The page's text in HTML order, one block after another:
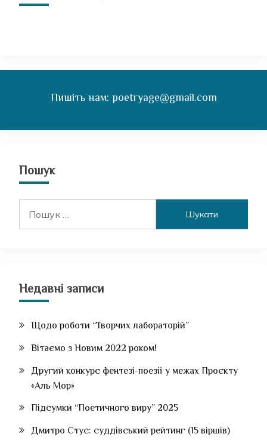
Пишіть нам: poetryage@gmail.com
Пошук
Недавні записи
Щодо роботи “Творчих лабораторій”
Вітаємо з Новим 2022 роком!
Другий конкурс фентезі-поезії у межах Проєкту
«Аль Мор»
Підсумки “Поетичного виру” 2025
Дмитро Стус: суддівський рейтинг (15 віршів)